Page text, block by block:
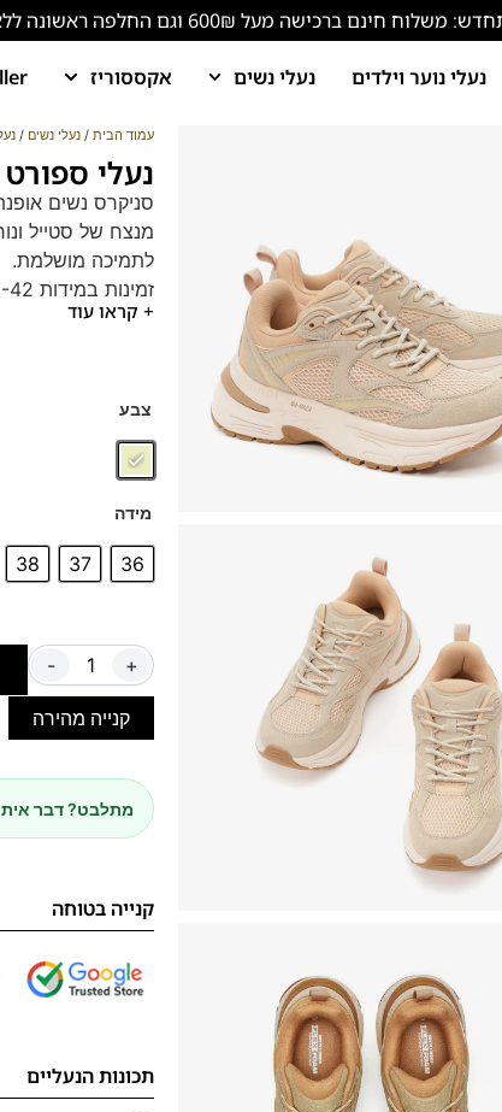
חינם ברכישה מעל 600₪ וגם החלפה ראשונה ללא עלות!
נעלי נוער וילדים נעלי נשים אקססוריז
עמוד הבית / נעלי נשים /
נעלי ספורט נשים
מנצח של סטייל
לתמיכה מושלמת.
זמינות במידות 36-42.
מותג: SJ | נעליים טבעוניות | חומרים ממוחזרים
+ קראו עוד
צבע
מידה
36
37
38
- +
קנייה מהירה
מתלבט? דבר
קנייה בטוחה
תכונות הנעליים